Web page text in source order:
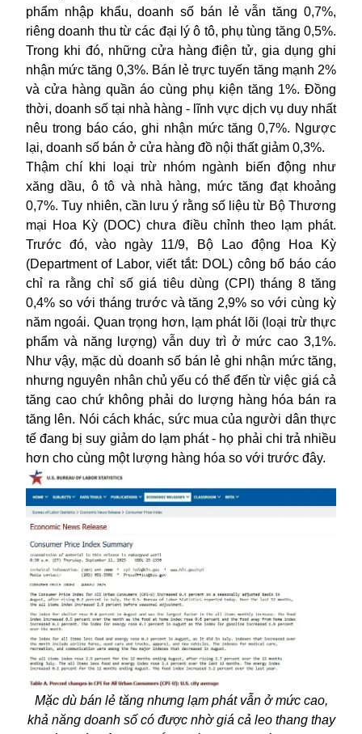
phẩm nhập khẩu, doanh số bán lẻ vẫn tăng 0,7%,
riêng doanh thu từ các đại lý ô tô, phụ tùng tăng 0,5%.
Trong khi đó, những cửa hàng điện tử, gia dụng ghi
nhận mức tăng 0,3%. Bán lẻ trực tuyến tăng mạnh 2%
và cửa hàng quần áo cùng phụ kiện tăng 1%. Đồng
thời, doanh số tại nhà hàng - lĩnh vực dịch vụ duy nhất
nêu trong báo cáo, ghi nhận mức tăng 0,7%. Ngược
lại, doanh số bán ở cửa hàng đồ nội thất giảm 0,3%.
Thậm chí khi loại trừ nhóm ngành biến động như
xăng dầu, ô tô và nhà hàng, mức tăng đạt khoảng
0,7%. Tuy nhiên, cần lưu ý rằng số liệu từ Bộ Thương
mại Hoa Kỳ (DOC) chưa điều chỉnh theo lạm phát.
Trước đó, vào ngày 11/9, Bộ Lao động Hoa Kỳ
(Department of Labor, viết tắt: DOL) công bố báo cáo
chỉ ra rằng chỉ số giá tiêu dùng (CPI) tháng 8 tăng
0,4% so với tháng trước và tăng 2,9% so với cùng kỳ
năm ngoái. Quan trọng hơn, lạm phát lõi (loại trừ thực
phẩm và năng lượng) vẫn duy trì ở mức cao 3,1%.
Như vậy, mặc dù doanh số bán lẻ ghi nhận mức tăng,
nhưng nguyên nhân chủ yếu có thể đến từ việc giá cả
tăng cao chứ không phải do lượng hàng hóa bán ra
tăng lên. Nói cách khác, sức mua của người dân thực
tế đang bị suy giảm do lạm phát - họ phải chi trả nhiều
hơn cho cùng một lượng hàng hóa so với trước đây.
Mặc dù bán lẻ tăng nhưng lạm phát vẫn ở mức cao,
khả năng doanh số có được nhờ giá cả leo thang thay